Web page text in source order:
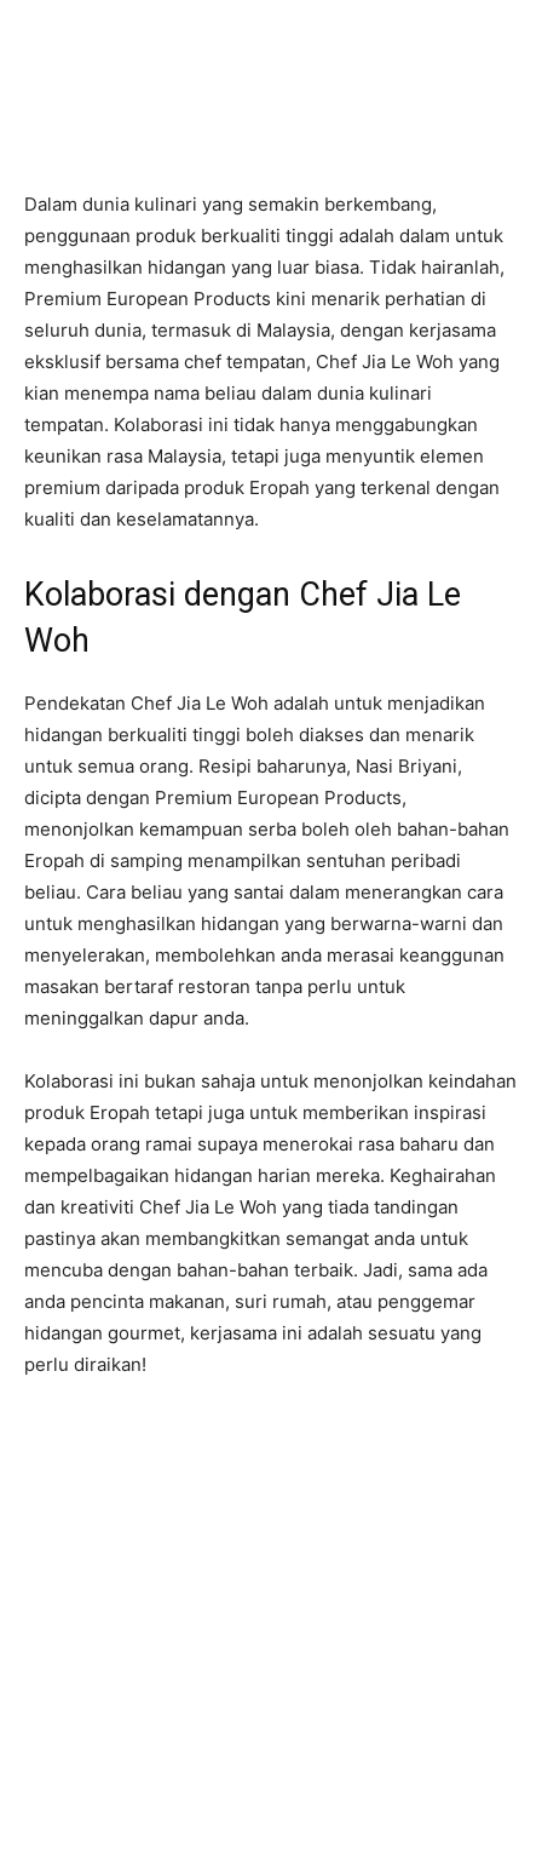
Dalam dunia kulinari yang semakin berkembang,
penggunaan produk berkualiti tinggi adalah dalam untuk
menghasilkan hidangan yang luar biasa. Tidak hairanlah,
Premium European Products kini menarik perhatian di
seluruh dunia, termasuk di Malaysia, dengan kerjasama
eksklusif bersama chef tempatan, Chef Jia Le Woh yang
kian menempa nama beliau dalam dunia kulinari
tempatan. Kolaborasi ini tidak hanya menggabungkan
keunikan rasa Malaysia, tetapi juga menyuntik elemen
premium daripada produk Eropah yang terkenal dengan
kualiti dan keselamatannya.
Kolaborasi dengan Chef Jia Le
Woh
Pendekatan Chef Jia Le Woh adalah untuk menjadikan
hidangan berkualiti tinggi boleh diakses dan menarik
untuk semua orang. Resipi baharunya, Nasi Briyani,
dicipta dengan Premium European Products,
menonjolkan kemampuan serba boleh oleh bahan-bahan
Eropah di samping menampilkan sentuhan peribadi
beliau. Cara beliau yang santai dalam menerangkan cara
untuk menghasilkan hidangan yang berwarna-warni dan
menyelerakan, membolehkan anda merasai keanggunan
masakan bertaraf restoran tanpa perlu untuk
meninggalkan dapur anda.
Kolaborasi ini bukan sahaja untuk menonjolkan keindahan
produk Eropah tetapi juga untuk memberikan inspirasi
kepada orang ramai supaya menerokai rasa baharu dan
mempelbagaikan hidangan harian mereka. Keghairahan
dan kreativiti Chef Jia Le Woh yang tiada tandingan
pastinya akan membangkitkan semangat anda untuk
mencuba dengan bahan-bahan terbaik. Jadi, sama ada
anda pencinta makanan, suri rumah, atau penggemar
hidangan gourmet, kerjasama ini adalah sesuatu yang
perlu diraikan!